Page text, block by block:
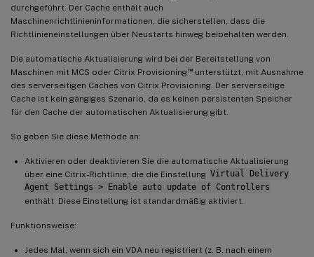
durchgeführt. Der Cache enthält auch
Maschinenrichtlinieninformationen, die sicherstellen, dass die
Richtlinieneinstellungen über Neustarts hinweg beibehalten werden.
Die automatische Aktualisierung wird bei der Bereitstellung von
Maschinen mit MCS oder Citrix Provisioning™unterstützt, mit Ausnahme
des serverseitigen Caches von Citrix Provisioning. Der serverseitige
Cache ist kein gängiges Szenario, da es keinen persistenten Speicher
für den Cache der automatischen Aktualisierung gibt.
So geben Sie diese Methode an:
Aktivieren oder deaktivieren Sie die automatische Aktualisierung
über eine Citrix-Richtlinie, die die Einstellung Virtual Delivery
Agent Settings > Enable auto update of Controllers
enthält. Diese Einstellung ist standardmäßig aktiviert.
Funktionsweise:
Jedes Mal, wenn sich ein VDA neu registriert (z. B. nach einem